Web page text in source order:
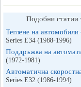
Подобни статии
Теглене на
Series E34 (1988-1996)
Поддръжка на
(1972-1981)
Автоматична
Series E32 (1986-1994)